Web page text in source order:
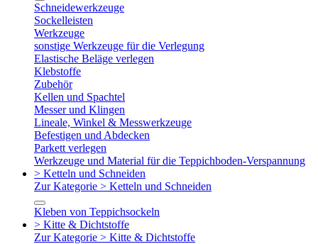
Schneidewerkzeuge
Sockelleisten
Werkzeuge
sonstige Werkzeuge für die Verlegung
Elastische Beläge verlegen
Klebstoffe
Zubehör
Kellen und Spachtel
Messer und Klingen
Lineale, Winkel & Messwerkzeuge
Befestigen und Abdecken
Parkett verlegen
Werkzeuge und Material für die Teppichboden-Verspannung
> Ketteln und Schneiden
Zur Kategorie > Ketteln und Schneiden
Kleben von Teppichsockeln
> Kitte & Dichtstoffe
Zur Kategorie > Kitte & Dichtstoffe